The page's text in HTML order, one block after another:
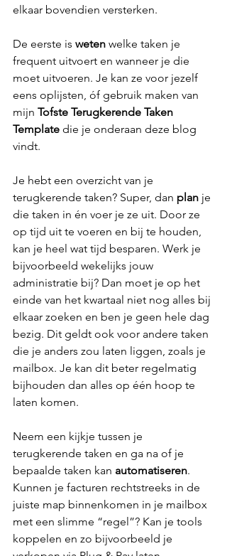
elkaar bovendien versterken.
De eerste is weten welke taken je
frequent uitvoert en wanneer je die
moet uitvoeren. Je kan ze voor jezelf
eens oplijsten, óf gebruik maken van
mijn Tofste Terugkerende Taken
Template die je onderaan deze blog
vindt.
Je hebt een overzicht van je
terugkerende taken? Super, dan plan je
die taken in én voer je ze uit. Door ze
op tijd uit te voeren en bij te houden,
kan je heel wat tijd besparen. Werk je
bijvoorbeeld wekelijks jouw
administratie bij? Dan moet je op het
einde van het kwartaal niet nog alles bij
elkaar zoeken en ben je geen hele dag
bezig. Dit geldt ook voor andere taken
die je anders zou laten liggen, zoals je
mailbox. Je kan dit beter regelmatig
bijhouden dan alles op één hoop te
laten komen.
Neem een kijkje tussen je
terugkerende taken en ga na of je
bepaalde taken kan automatiseren.
Kunnen je facturen rechtstreeks in de
juiste map binnenkomen in je mailbox
met een slimme “regel”? Kan je tools
koppelen en zo bijvoorbeeld je